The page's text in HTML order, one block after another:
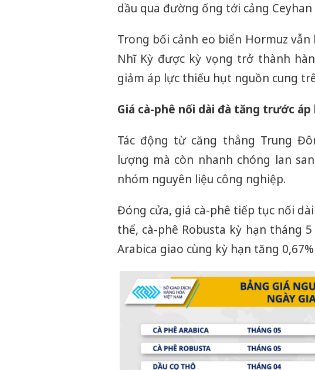
dầu qua đường ống tới cảng Ceyhan
Trong bối cảnh eo biển Hormuz
Nhĩ Kỳ được kỳ vọng trở thành
giảm áp lực thiếu hụt nguồn cung
Giá cà-phê nối dài đà tăng trước
Tác động từ căng thẳng Trung
lượng mà còn nhanh chóng lan
nhóm nguyên liệu công nghiệp.
Đóng cửa, giá cà-phê tiếp tục nối
thể, cà-phê Robusta kỳ hạn tháng
Arabica giao cùng kỳ hạn tăng